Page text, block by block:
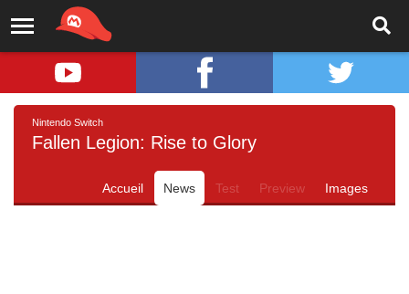
Nintendo Switch
Fallen Legion: Rise to Glory
Accueil News Test Preview Images